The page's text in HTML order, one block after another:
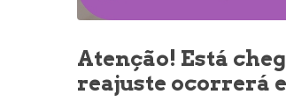
Atenção! Está
reajuste ocorrerá